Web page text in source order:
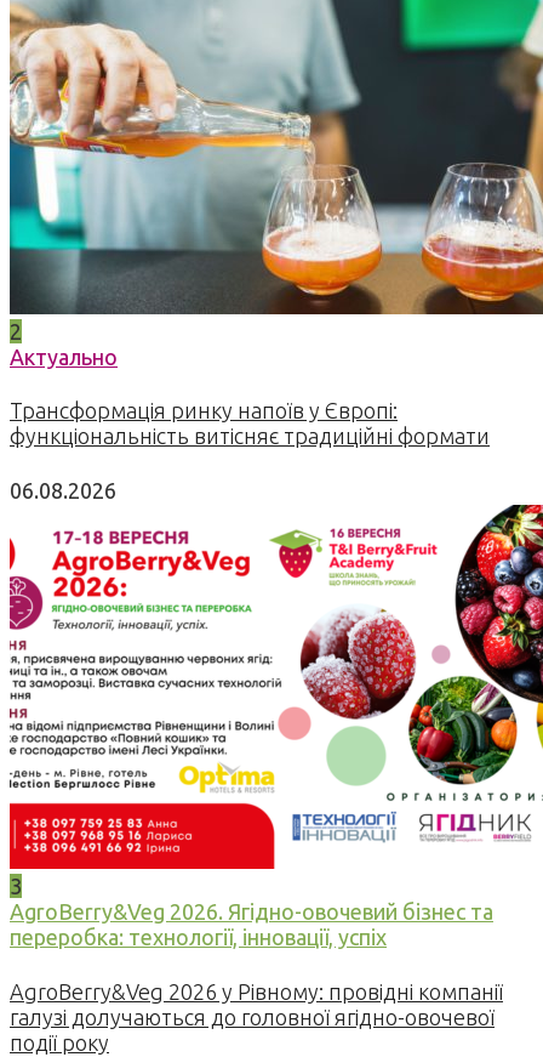
2
Актуально
Трансформація ринку напоїв у Європі:
функціональність витісняє традиційні формати
06.08.2026
3
AgroBerry&Veg 2026. Ягідно-овочевий бізнес та
переробка: технології, інновації, успіх
AgroBerry&Veg 2026 у Рівному: провідні компанії
галузі долучаються до головної ягідно-овочевої
події року